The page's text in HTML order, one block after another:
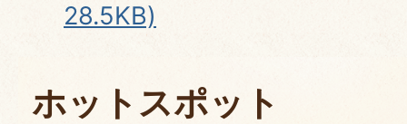
28.5KB)
ホットスポット